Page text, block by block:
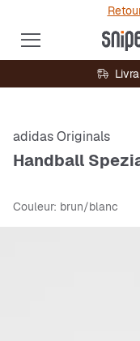
adidas Originals
Handball
Couleur: brun/blanc